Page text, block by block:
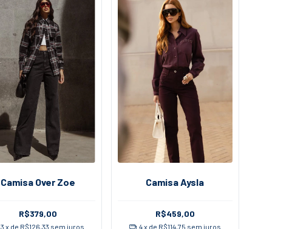
Camisa Over Zoe
R$379,00
3 x de R$126,33 sem juros
Camisa Aysla
R$459,00
4x de R$114,75 sem juros